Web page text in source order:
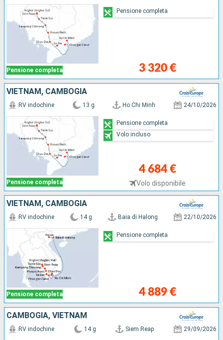
Pensione completa 3 320 €
Pensione completa
VIETNAM, CAMBOGIA
Pensione completa
RV indochine 13 g Ho Chi Minh 24/10/2026
4 684 €
Volo disponibile
Pensione completa
Volo incluso
VIETNAM, CAMBOGIA
Pensione completa
RV indochine 14 g Baia di Halong 22/10/2026
4 889 €
Pensione completa
CAMBOGIA, VIETNAM
RV indochine 14 g Siem Reap 29/09/2026